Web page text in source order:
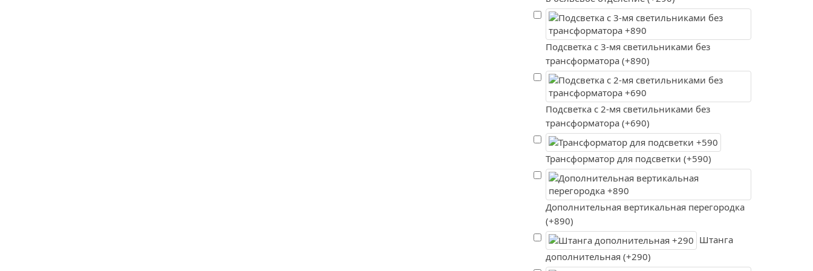
Подсветка с 3-мя светильниками без
трансформатора (+890)
Подсветка с 2-мя светильниками без
трансформатора (+690)
Трансформатор для подсветки (+590)
Дополнительная вертикальная перегородка
(+890)
Штанга
дополнительная (+290)